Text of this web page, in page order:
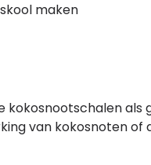
maken
als
van kokosnoten of